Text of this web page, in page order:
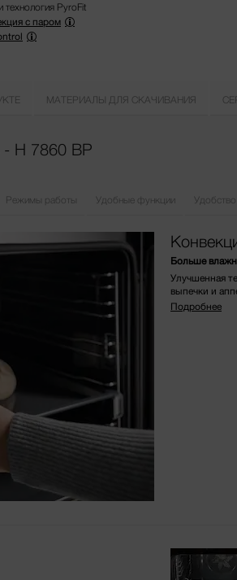
и технология PyroFit
с паром
МАТЕРИАЛЫ ДЛЯ СКАЧИВАНИЯ
H 7860 BP
Режимы работы Удобные функции Удобство
Больше
Улучшенная
выпечки и
Подробнее